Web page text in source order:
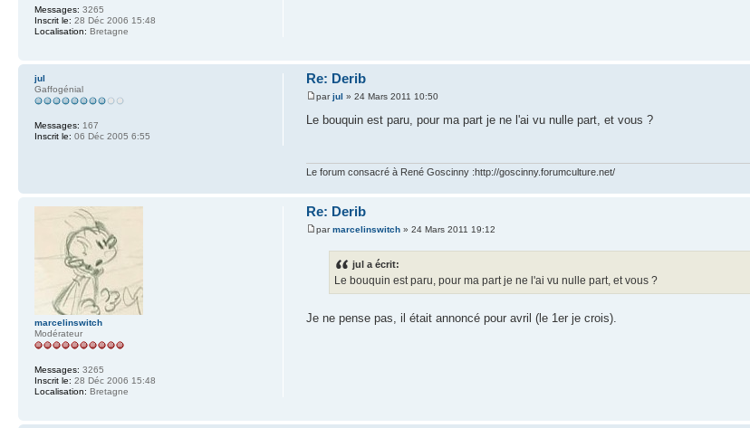
Messages: 3265
Inscrit le: 28 Déc 2006 15:48
Localisation: Bretagne
Re: Derib
parjul » 24 Mars 2011 10:50
Le bouquin est paru, pour ma part je ne l'ai vu nulle part, et vous ?
Le forum consacré à René Goscinny :http://goscinny.forumculture.net/
jul
Gaffogénial
Messages: 167
Inscrit le: 06 Déc 2005 6:55
Re: Derib
parmarcelinswitch » 24 Mars 2011 19:12
jul a écrit:
Le bouquin est paru, pour ma part je ne l'ai vu nulle part, et vous ?
Je ne pense pas, il était annoncé pour avril (le 1er je crois).
marcelinswitch
Modérateur
Messages: 3265
Inscrit le: 28 Déc 2006 15:48
Localisation: Bretagne